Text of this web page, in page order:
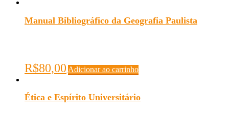
Manual Bibliográfico da Geografia Paulista
R$80,00 Adicionar ao carrinho
Ética e Espírito Universitário